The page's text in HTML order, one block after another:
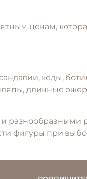
ценам,
кеды,
длинные
разнообразными
фигуры при